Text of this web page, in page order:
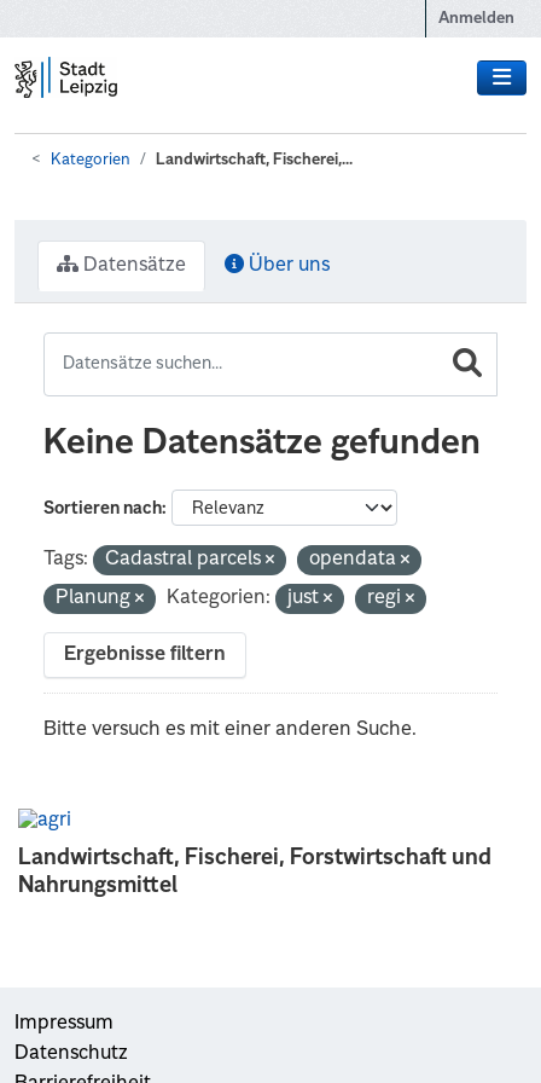
Anmelden
Kategorien Landwirtschaft, Fischerei,...
Landwirtschaft, Fischerei, Forstwirtschaft und
Nahrungsmittel
Datensätze Über uns
Keine Datensätze gefunden
Sortieren nach
Tags: Cadastral parcels
opendata
Planung
Kategorien: just regi
Ergebnisse filtern
Bitte versuch es mit einer anderen Suche.
Impressum
Datenschutz